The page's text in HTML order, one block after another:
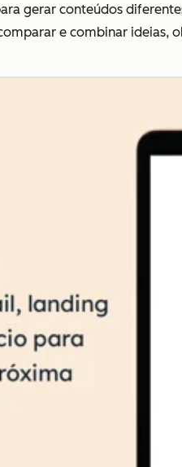
gerar conteúdos
e combinar ideias,